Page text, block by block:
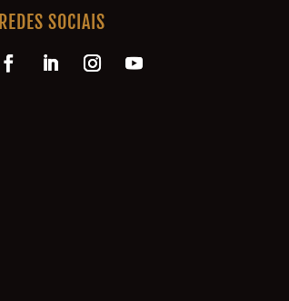
REDES SOCIAIS